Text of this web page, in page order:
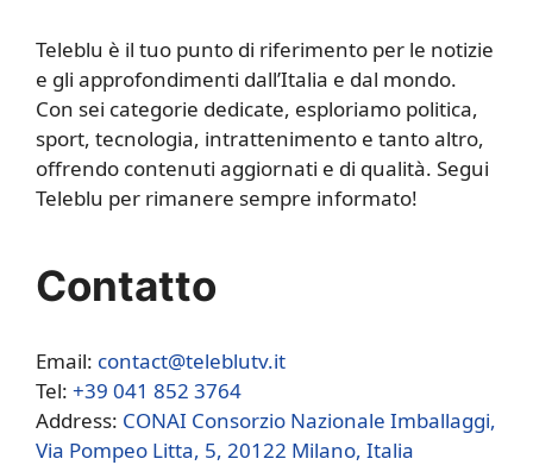
Teleblu è il tuo punto di riferimento per le notizie
e gli approfondimenti dall’Italia e dal mondo.
Con sei categorie dedicate, esploriamo politica,
sport, tecnologia, intrattenimento e tanto altro,
offrendo contenuti aggiornati e di qualità. Segui
Teleblu per rimanere sempre informato!
Contatto
Email: contact@teleblutv.it
Tel: +39 041 852 3764
Address: CONAI Consorzio Nazionale Imballaggi,
Via Pompeo Litta, 5, 20122 Milano, Italia